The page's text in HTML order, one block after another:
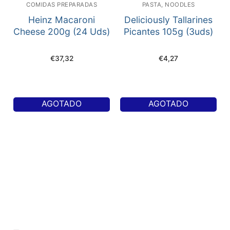
COMIDAS PREPARADAS
Heinz Macaroni
Cheese 200g (24 Uds)
€37,32
AGOTADO
PASTA, NOODLES
Deliciously Tallarines
Picantes 105g (3uds)
€4,27
AGOTADO